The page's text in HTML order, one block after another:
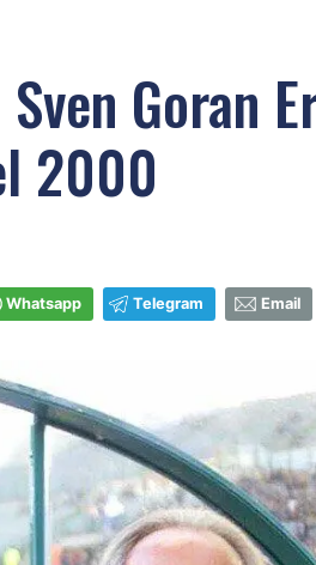
Sven Goran
2000
Whatsapp Telegram Email